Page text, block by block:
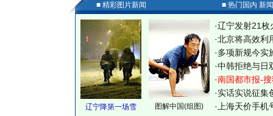
■ 精彩图片新闻 ■ 热门国内 新
辽宁降第一场雪 图解中国(组图)
·辽宁发射21枚
·北京将高效利
·多项新规今实
·中韩拒绝与日
·南国都市报-
·实话实说征集
· 上海天价手